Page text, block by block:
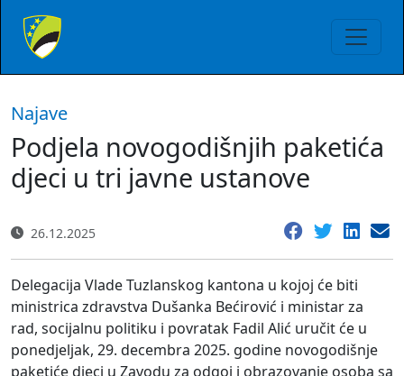
Najave
Podjela novogodišnjih paketića
djeci u tri javne ustanove
26.12.2025
Delegacija Vlade Tuzlanskog kantona u kojoj će biti
ministrica zdravstva Dušanka Bećirović i ministar za
rad, socijalnu politiku i povratak Fadil Alić uručit će u
ponedjeljak, 29. decembra 2025. godine novogodišnje
paketiće djeci u Zavodu za odgoj i obrazovanje osoba sa